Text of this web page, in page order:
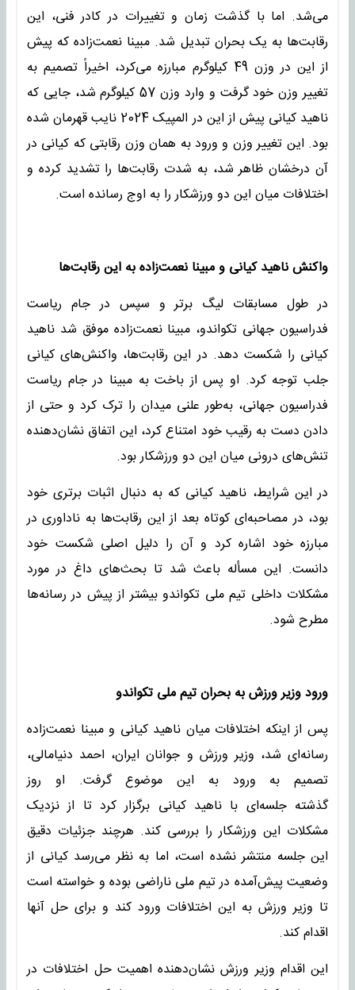
می‌شد. اما با گذشت زمان و تغییرات در کادر فنی، این
رقابت‌ها به یک بحران تبدیل شد. مبینا نعمت‌زاده که پیش
از این در وزن 49 کیلوگرم مبارزه می‌کرد، اخیراً تصمیم به
تغییر وزن خود گرفت و وارد وزن 57 کیلوگرم شد، جایی که
ناهید کیانی پیش از این در المپیک 2024 نایب قهرمان شده
بود. این تغییر وزن و ورود به همان وزن رقابتی که کیانی در
آن درخشان ظاهر شد، به شدت رقابت‌ها را تشدید کرده و
اختلافات میان این دو ورزشکار را به اوج رسانده است.
واکنش ناهید کیانی و مبینا نعمت‌زاده به این رقابت‌ها
در طول مسابقات لیگ برتر و سپس در جام ریاست
فدراسیون جهانی تکواندو، مبینا نعمت‌زاده موفق شد ناهید
کیانی را شکست دهد. در این رقابت‌ها، واکنش‌های کیانی
جلب توجه کرد. او پس از باخت به مبینا در جام ریاست
فدراسیون جهانی، به‌طور علنی میدان را ترک کرد و حتی از
دادن دست به رقیب خود امتناع کرد، این اتفاق نشان‌دهنده
تنش‌های درونی میان این دو ورزشکار بود.
در این شرایط، ناهید کیانی که به دنبال اثبات برتری خود
بود، در مصاحبه‌ای کوتاه بعد از این رقابت‌ها به ناداوری در
مبارزه خود اشاره کرد و آن را دلیل اصلی شکست خود
دانست. این مسأله باعث شد تا بحث‌های داغ در مورد
مشکلات داخلی تیم ملی تکواندو بیشتر از پیش در رسانه‌ها
مطرح شود.
ورود وزیر ورزش به بحران تیم ملی تکواندو
پس از اینکه اختلافات میان ناهید کیانی و مبینا نعمت‌زاده
رسانه‌ای شد، وزیر ورزش و جوانان ایران، احمد دنیامالی،
تصمیم به ورود به این موضوع گرفت. او روز
گذشته جلسه‌ای با ناهید کیانی برگزار کرد تا از نزدیک
مشکلات این ورزشکار را بررسی کند. هرچند جزئیات دقیق
این جلسه منتشر نشده است، اما به نظر می‌رسد کیانی از
وضعیت پیش‌آمده در تیم ملی ناراضی بوده و خواسته است
تا وزیر ورزش به این اختلافات ورود کند و برای حل آنها
اقدام کند.
این اقدام وزیر ورزش نشان‌دهنده اهمیت حل اختلافات در